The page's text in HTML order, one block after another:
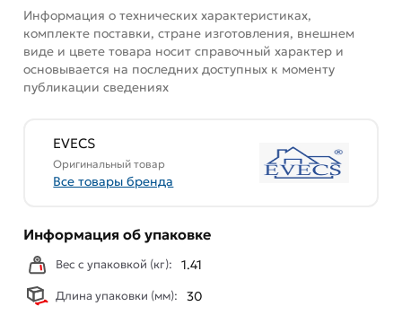
люк обладает превосходной стойкостью к коррозии,
что обеспечивает долговечность его использования.
Этот люк идеально подходит для установки в стену,
где он интегрируется практически незаметно,
Оснащенный ручкой для удобства открытия и
закрытия, а также магнитными замками для
удобство использования и безопасность.
Условия доставки и цены на товар Люк ревизионный
EVECS ЛТМп фланец 250x500 ручка магнит 310x560
окрашенная сталь ЛТ2550Мп из категории
Информация о технических характеристиках,
комплекте поставки, стране изготовления, внешнем
виде и цвете товара носит справочный характер и
основывается на последних доступных к моменту
публикации сведениях
EVECS
Оригинальный товар
Все товары бренда
Информация об упаковке
Вес с упаковкой (кг): 1.41
Длина упаковки (мм): 30